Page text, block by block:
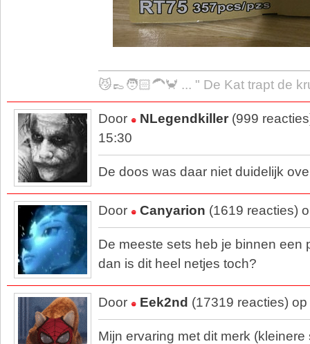
😼👞🧑🏻‍🦱🦀 ... " De Kat trapt de
Door NLegendkiller (999
15:30
De doos was daar niet duidelijk
Door Canyarion (1619 reacties)
De meeste sets heb je binnen een
dan is dit heel netjes toch?
Door Eek2nd (17319 reacties)
Mijn ervaring met dit merk (kleinere